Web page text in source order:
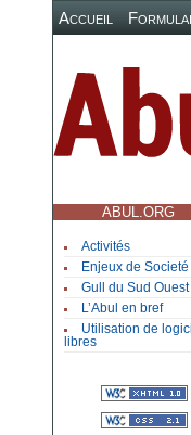
Accueil
ABUL.ORG
Activités
Enjeux de Societé
Gull du Sud Ouest
L’Abul en bref
Utilisation de
libres